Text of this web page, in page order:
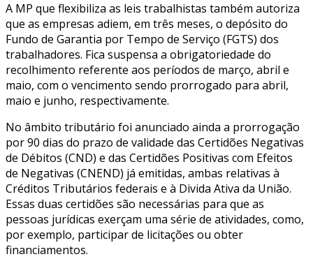
A MP que flexibiliza as leis trabalhistas também autoriza
que as empresas adiem, em três meses, o depósito do
Fundo de Garantia por Tempo de Serviço (FGTS) dos
trabalhadores. Fica suspensa a obrigatoriedade do
recolhimento referente aos períodos de março, abril e
maio, com o vencimento sendo prorrogado para abril,
maio e junho, respectivamente.
No âmbito tributário foi anunciado ainda a prorrogação
por 90 dias do prazo de validade das Certidões Negativas
de Débitos (CND) e das Certidões Positivas com Efeitos
de Negativas (CNEND) já emitidas, ambas relativas à
Créditos Tributários federais e à Divida Ativa da União.
Essas duas certidões são necessárias para que as
pessoas jurídicas exerçam uma série de atividades, como,
por exemplo, participar de licitações ou obter
financiamentos.